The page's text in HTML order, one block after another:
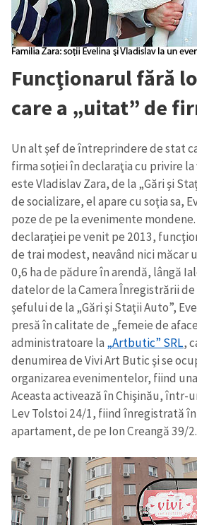
Funcţionarul fără
care a „uitat” de
Un alt şef de întreprindere de stat
firma soţiei în declaraţia cu privire
este Vladislav Zara, de la „Gări şi
de socializare, el apare cu soţia sa,
poze de pe la evenimente
declaraţiei pe venit pe 2013,
de trai modest, neavând nici măcar
0,6 ha de pădure în arendă, lângă
datelor de la Camera Înregistrării
şefului de la „Gări şi Staţii Auto”,
presă în calitate de „femeie de
administratoare la „Artbutic” SRL,
denumirea de Vivi Art Butic şi se
organizarea evenimentelor, fiind
Aceasta activează în Chişinău, într-
Lev Tolstoi 24/1, fiind înregistrată
apartament, de pe Ion Creangă 39/2.